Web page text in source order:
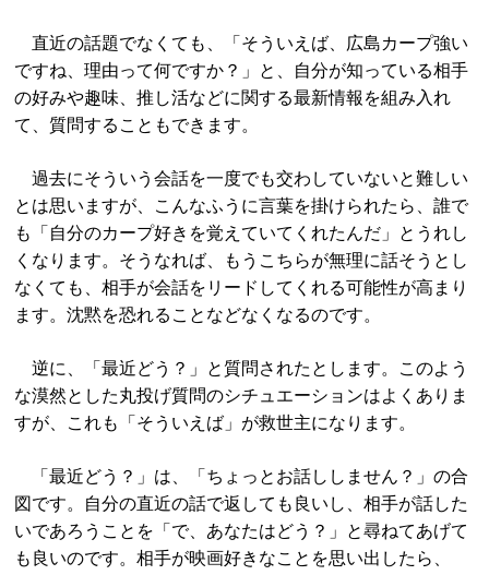
直近の話題でなくても、「そういえば、広島カープ強い
ですね、理由って何ですか？」と、自分が知っている相手
の好みや趣味、推し活などに関する最新情報を組み入れ
て、質問することもできます。
過去にそういう会話を一度でも交わしていないと難しい
とは思いますが、こんなふうに言葉を掛けられたら、誰で
も「自分のカープ好きを覚えていてくれたんだ」とうれし
くなります。そうなれば、もうこちらが無理に話そうとし
なくても、相手が会話をリードしてくれる可能性が高まり
ます。沈黙を恐れることなどなくなるのです。
逆に、「最近どう？」と質問されたとします。このよう
な漠然とした丸投げ質問のシチュエーションはよくありま
すが、これも「そういえば」が救世主になります。
「最近どう？」は、「ちょっとお話ししません？」の合
図です。自分の直近の話で返しても良いし、相手が話した
いであろうことを「で、あなたはどう？」と尋ねてあげて
も良いのです。相手が映画好きなことを思い出したら、